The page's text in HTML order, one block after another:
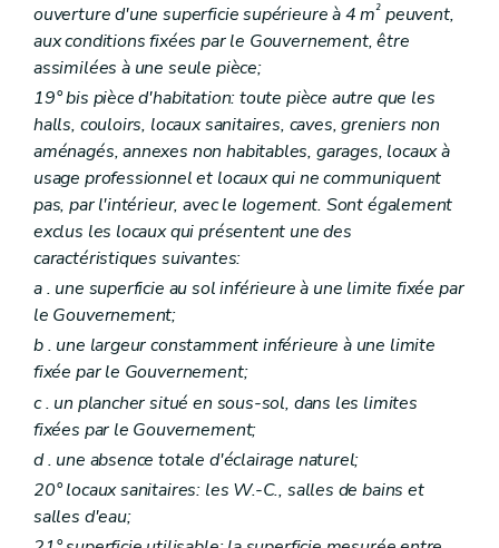
Art. 103
Art. 104
Sous-section 3 De la direction
Art. 105
Art. 106
Art. 107
Sous-section 4 Du comité d'orientation de la Société
Art. 1072
Section 7 Du contrat de gestion
Art. 108
Art. 109
Art. 110
Art. 111
Section 8 Du Comité de gestion financière et des contrôles
Sous-section première
Art. 112
Art. 113
Art. 114
Sous-section 2
Des commissaires du Gouvernement
Art. 115
Sous-section 3 Du contrôle révisoral
Art. 116
Du budget, de la comptabilité, des programmes d'investissements
Art. 117 à 126
Section 10
Art. 127
ouverture d'une superficie supérieure à 4 m² peuvent,
aux conditions fixées par le Gouvernement, être
assimilées à une seule pièce;
19°bis pièce d'habitation: toute pièce autre que les
halls, couloirs, locaux sanitaires, caves, greniers non
aménagés, annexes non habitables, garages, locaux à
usage professionnel et locaux qui ne communiquent
pas, par l'intérieur, avec le logement. Sont également
exclus les locaux qui présentent une des
caractéristiques suivantes:
a. une superficie au sol inférieure à une limite fixée par
le Gouvernement;
b. une largeur constamment inférieure à une limite
fixée par le Gouvernement;
c. un plancher situé en sous-sol, dans les limites
fixées par le Gouvernement;
d. une absence totale d'éclairage naturel;
20° locaux sanitaires: les W.-C., salles de bains et
salles d'eau;